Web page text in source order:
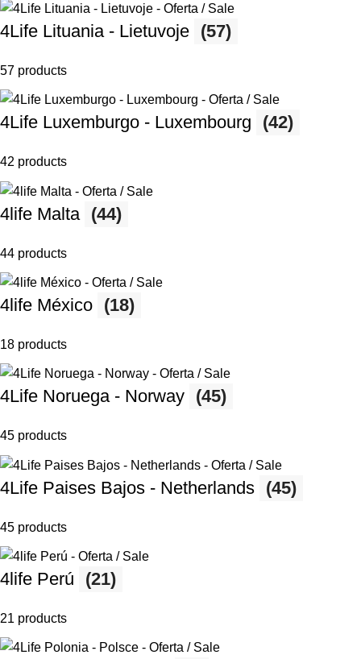
4Life Lituania - Lietuvoje (57)
57 products
4Life Luxemburgo - Luxembourg (42)
42 products
4life Malta (44)
44 products
4life México (18)
18 products
4Life Noruega - Norway (45)
45 products
4Life Paises Bajos - Netherlands (45)
45 products
4life Perú (21)
21 products